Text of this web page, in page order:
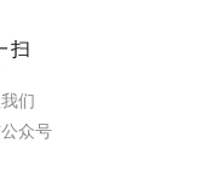
扫
们
众号